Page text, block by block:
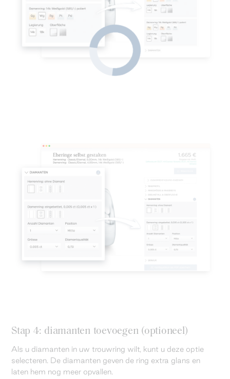
Stap 4: diamanten toevoegen (optioneel)
Als u diamanten in uw trouwring wilt, kunt u deze optie
selecteren. De diamanten geven de ring extra glans en
laten hem nog meer opvallen.